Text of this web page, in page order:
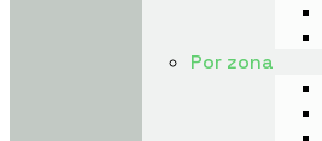
Por zona